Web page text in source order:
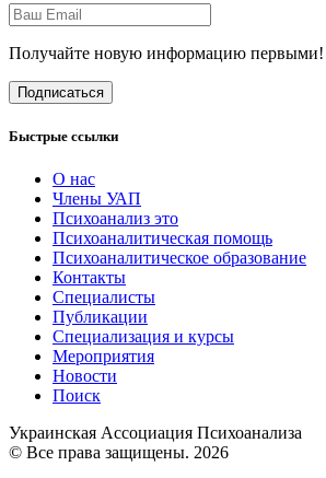
Получайте новую информацию первыми!
Подписаться
Быстрые ссылки
О нас
Члены УАП
Психоанализ это
Психоаналитическая помощь
Психоаналитическое образование
Контакты
Специалисты
Публикации
Специализация и курсы
Мероприятия
Новости
Поиск
Украинская Ассоциация Психоанализа
© Все права защищены. 2026